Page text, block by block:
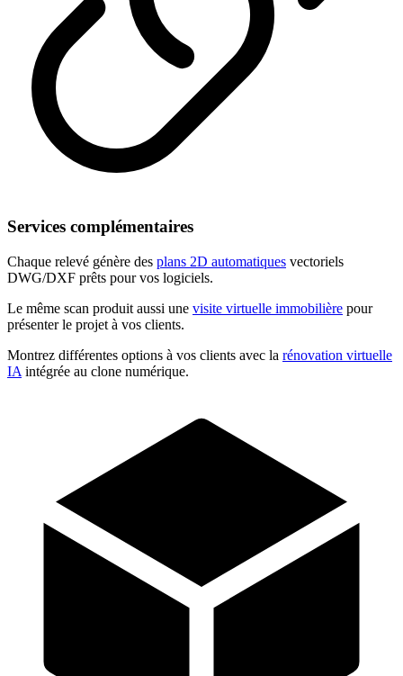
Services complémentaires
Chaque relevé génère des plans 2D automatiques vectoriels
DWG/DXF prêts pour vos logiciels.
Le même scan produit aussi une visite virtuelle immobilière pour
présenter le projet à vos clients.
Montrez différentes options à vos clients avec la rénovation virtuelle
IA intégrée au clone numérique.